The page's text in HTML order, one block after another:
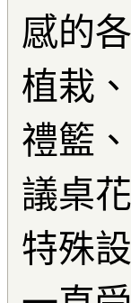
感的
植栽
禮籃
議桌
特殊